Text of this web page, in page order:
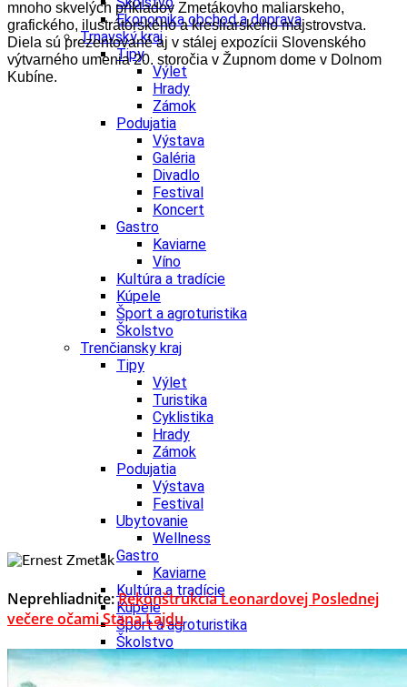
Ekonomika obchod a doprava
Trnavský kraj
Tipy
Výlet
Hrady
Zámok
Podujatia
Výstava
Galéria
Divadlo
Festival
Koncert
Gastro
Kaviarne
Víno
Kultúra a tradície
Kúpele
Šport a agroturistika
Školstvo
Trenčiansky kraj
Tipy
Výlet
Turistika
Cyklistika
Hrady
Zámok
Podujatia
Výstava
Festival
Ubytovanie
Wellness
Gastro
Kaviarne
Kultúra a tradície
Kúpele
Šport a agroturistika
Školstvo
Nitriansky kraj
Tipy
mnoho skvelých príkladov Zmetákovho maliarskeho,
grafického, ilustrátorského a kresliarskeho majstrovstva.
Diela sú prezentované aj v stálej expozícii Slovenského
výtvarného umenia 20. storočia v Župnom dome v Dolnom
Kubíne.
Neprehliadnite:Rekonštrukcia Leonardovej Poslednej
večere očami Stana Lajdu